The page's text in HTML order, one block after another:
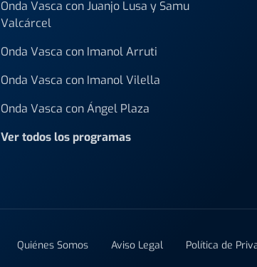
Onda Vasca con Juanjo Lusa y Samu
Valcárcel
Onda Vasca con Imanol Arruti
Onda Vasca con Imanol Vilella
Onda Vasca con Ángel Plaza
Ver todos los programas
Quiénes Somos Aviso Legal Política de